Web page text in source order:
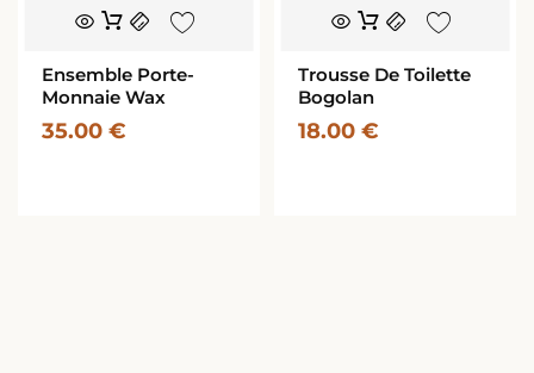
Ensemble Porte-
Monnaie Wax
35.00 €
Trousse De Toilette
Bogolan
18.00 €